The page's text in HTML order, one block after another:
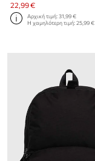
22,99 €
Αρχική τιμή:31,99 €
Η χαμηλότερη τιμή:25,99 €